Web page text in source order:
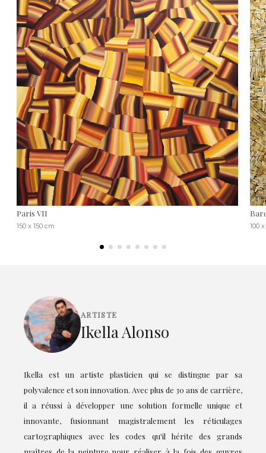
Paris VII
150 x 150 cm 100
ARTISTE
Ikella Alonso
Ikella est un artiste plasticien qui se distingue par sa
polyvalence et son innovation. Avec plus de 30 ans de carrière,
il a réussi à développer une solution formelle unique et
innovante, fusionnant magistralement les réticulages
cartographiques avec les codes qu'il hérite des grands